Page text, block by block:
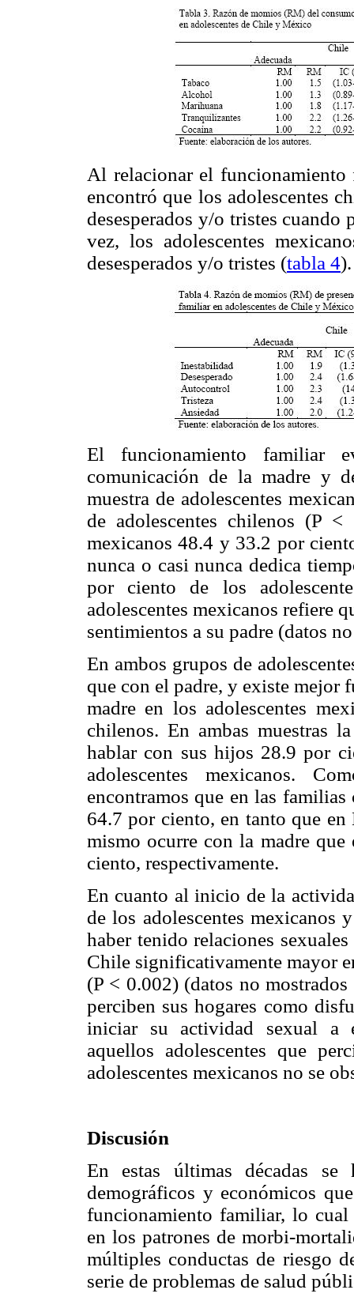
Al relacionar el funcionamiento
encontró que los adolescentes
desesperados y/o tristes
vez, los adolescentes
desesperados y/o tristes (tabla 4).
El funcionamiento familiar
comunicación de la madre y
muestra de adolescentes
de adolescentes chilenos (P
mexicanos 48.4 y 33.2 por
nunca o casi nunca dedica
por ciento de los
adolescentes mexicanos refiere
sentimientos a su padre (datos
En ambos grupos de
que con el padre, y existe
madre en los adolescentes
chilenos. En ambas muestras
hablar con sus hijos 28.9 por
adolescentes mexicanos.
encontramos que en las
64.7 por ciento, en tanto que
mismo ocurre con la madre
ciento, respectivamente.
En cuanto al inicio de la
de los adolescentes mexicanos
haber tenido relaciones
Chile significativamente mayor
(P < 0.002) (datos no
perciben sus hogares como
iniciar su actividad sexual a
aquellos adolescentes que
adolescentes mexicanos no se
Discusión
En estas últimas décadas se
demográficos y económicos
funcionamiento familiar, lo
en los patrones de morbi-
múltiples conductas de riesgo
serie de problemas de salud